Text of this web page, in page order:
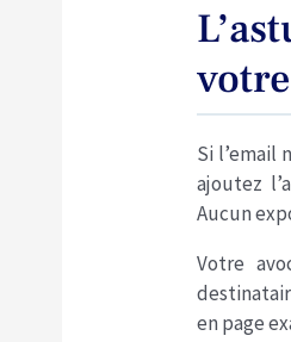
Si l’email
ajoutez
Aucun
Votre
en page